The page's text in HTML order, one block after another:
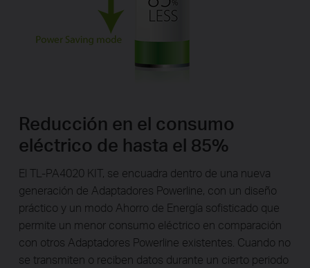
Reducción en el consumo
eléctrico de hasta el 85%
El TL-PA4020 KIT, se encuadra dentro de una nueva
generación de Adaptadores Powerline, con un diseño
práctico y un modo Ahorro de Energía sofisticado que
permite un menor consumo eléctrico en comparación
con otros Adaptadores Powerline existentes. Cuando no
se transmiten o reciben datos durante un cierto periodo